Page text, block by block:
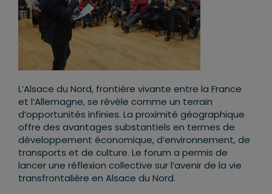
L’Alsace du Nord, frontière vivante entre la France
et l’Allemagne, se révèle comme un terrain
d’opportunités infinies. La proximité géographique
offre des avantages substantiels en termes de
développement économique, d’environnement, de
transports et de culture. Le forum a permis de
lancer une réflexion collective sur l’avenir de la vie
transfrontalière en Alsace du Nord.